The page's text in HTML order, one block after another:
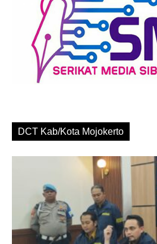
DCT Kab/Kota Mojokerto